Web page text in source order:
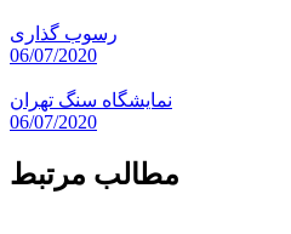
رسوب ‌گذاری
06/07/2020
نمایشگاه سنگ تهران
06/07/2020
مطالب مرتبط